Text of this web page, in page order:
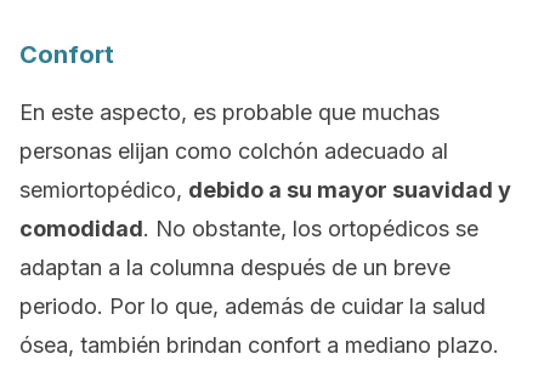
Confort
En este aspecto, es probable que muchas
personas elijan como colchón adecuado al
semiortopédico, debido a su mayor suavidad y
comodidad. No obstante, los ortopédicos se
adaptan a la columna después de un breve
periodo. Por lo que, además de cuidar la salud
ósea, también brindan confort a mediano plazo.